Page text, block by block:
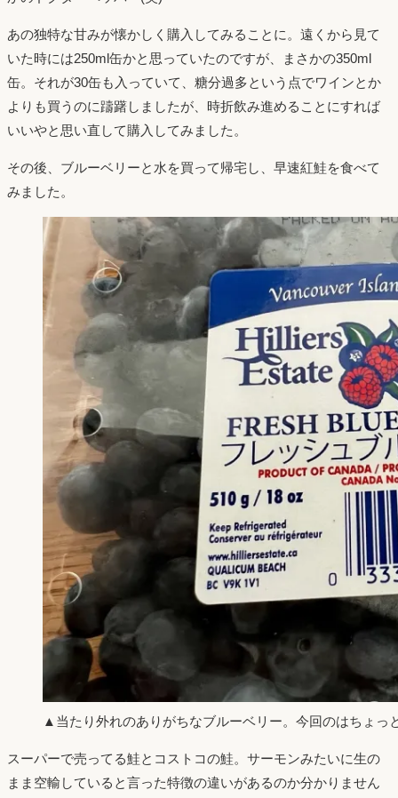
あの独特な甘みが懐かしく購入してみることに。遠くから見て
いた時には250ml缶かと思っていたのですが、まさかの350ml
缶。それが30缶も入っていて、糖分過多という点でワインとか
よりも買うのに躊躇しましたが、時折飲み進めることにすれば
いいやと思い直して購入してみました。
その後、ブルーベリーと水を買って帰宅し、早速紅鮭を食べて
みました。
▲当たり外れのありがちなブルーベリー。今回のはちょっ
スーパーで売ってる鮭とコストコの鮭。サーモンみたいに生の
まま空輸していると言った特徴の違いがあるのか分かりません